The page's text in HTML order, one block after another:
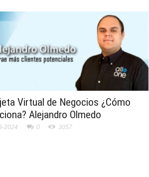
Virtual de Negocios ¿Cómo
Alejandro Olmedo
2024 0 3057